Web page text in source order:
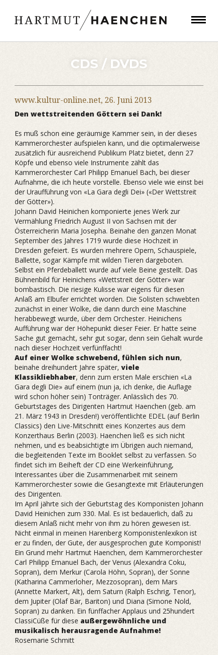
CDS / DVDS
www.kultur-online.net, 26. Juni 2013
Den wettstreitenden Göttern sei Dank!
Es muß schon eine geräumige Kammer sein, in der dieses
Kammerorchester aufspielen kann, und die optimalerweise
zusätzlich für ausreichend Publikum Platz bietet, denn 27
Köpfe und ebenso viele Instrumente zählt das
Kammerorchester Carl Philipp Emanuel Bach, bei dieser
Aufnahme, die ich heute vorstelle. Ebenso viele wie einst bei
der Uraufführung von «La Gara degli Dei» («Der Wettstreit
der Götter»).
Johann David Heinichen komponierte jenes Werk zur
Vermählung Friedrich August II von Sachsen mit der
Österreicherin Maria Josepha. Beinahe den ganzen Monat
September des Jahres 1719 wurde diese Hochzeit in
Dresden gefeiert. Es wurden mehrere Opern, Schauspiele,
Ballette, sogar Kämpfe mit wilden Tieren dargeboten.
Selbst ein Pferdeballett wurde auf viele Beine gestellt. Das
Bühnenbild für Heinichens «Wettstreit der Götter» war
bombastisch. Die riesige Kulisse war eigens für diesen
Anlaß am Elbufer errichtet worden. Die Solisten schwebten
zunächst in einer Wolke, die dann durch eine Maschine
herabbewegt wurde, über dem Orchester. Heinichens
Aufführung war der Höhepunkt dieser Feier. Er hatte seine
Sache gut gemacht, sehr gut sogar, denn sein Gehalt wurde
nach dieser Hochzeit verfünffacht!
Auf einer Wolke schwebend, fühlen sich nun,
beinahe dreihundert Jahre später, viele
Klassikliebhaber, denn zum ersten Male erschien «La
Gara degli Die» auf einem (nun ja, ich denke, die Auflage
wird schon höher sein) Tonträger. Anlässlich des 70.
Geburtstages des Dirigenten Hartmut Haenchen (geb. am
21. März 1943 in Dresden!) veröffentlichte EDEL (auf Berlin
Classics) den Live-Mitschnitt eines Konzertes aus dem
Konzerthaus Berlin (2003). Haenchen ließ es sich nicht
nehmen, und es beabsichtigte im Übrigen auch niemand,
die begleitenden Texte im Booklet selbst zu verfassen. So
findet sich im Beiheft der CD eine Werkeinführung,
Interessantes über die Zusammenarbeit mit seinem
Kammerorchester sowie die Gesangtexte mit Erläuterungen
des Dirigenten.
Im April jährte sich der Geburtstag des Komponisten Johann
David Heinichen zum 330. Mal. Es ist bedauerlich, daß zu
diesem Anlaß nicht mehr von ihm zu hören gewesen ist.
Nicht einmal in meinen Harenberg Komponistenlexikon ist
er zu finden, der Gute, der ausgesprochen gute Komponist!
Ein Grund mehr Hartmut Haenchen, dem Kammerorchester
Carl Philipp Emanuel Bach, der Venus (Alexandra Coku,
Sopran), dem Merkur (Carola Höhn, Sopran), der Sonne
(Katharina Cammerloher, Mezzosopran), dem Mars
(Annette Markert, Alt), dem Saturn (Ralph Eschrig, Tenor),
dem Jupiter (Olaf Bär, Bariton) und Diana (Simone Nold,
Sopran) zu danken. Ein fünffacher Applaus und 25hundert
ClassiCüße für diese außergewöhnliche und
musikalisch herausragende Aufnahme!
Rosemarie Schmitt